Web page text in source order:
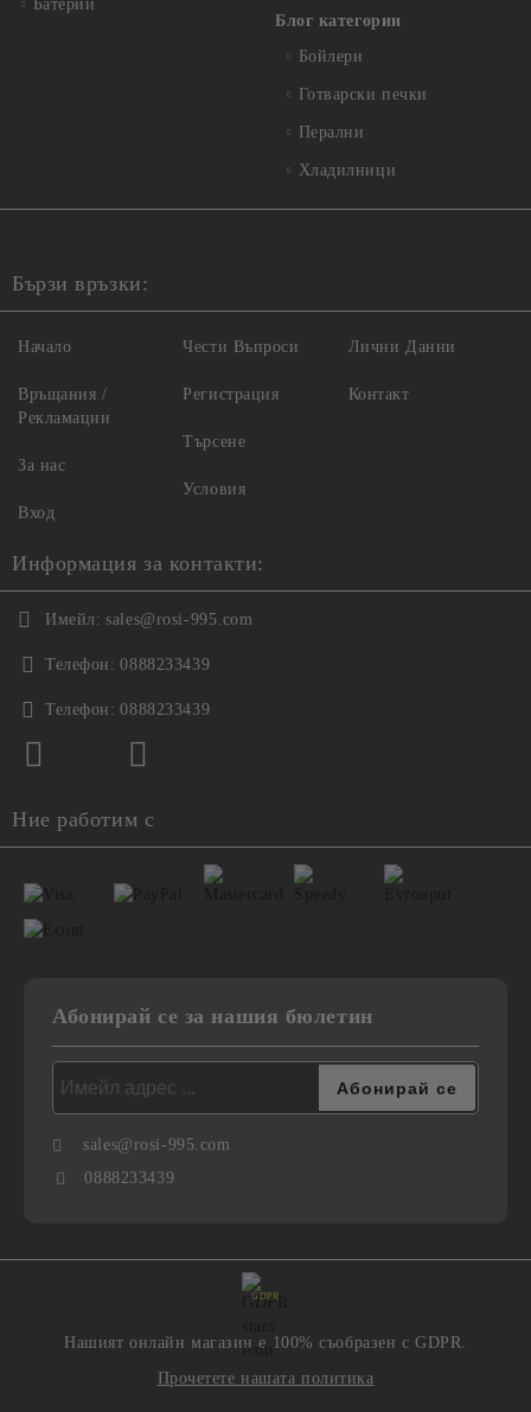
Батерии
Блог категории
Бойлери
Готварски печки
Перални
Хладилници
Бързи връзки:
Начало
Връщания /
Рекламации
За нас
Вход
Чести Въпроси
Регистрация
Търсене
Условия
Лични Данни
Контакт
Информация за контакти:
Имейл: sales@rosi-995.com
Телефон: 0888233439
Телефон: 0888233439
Ние работим с
Абонирай се за нашия бюлетин
sales@rosi-995.com
0888233439
GDPR
Нашият онлайн магазин е 100% съобразен с GDPR.
Прочетете нашата политика